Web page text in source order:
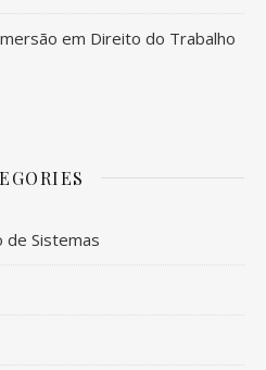
em Direito do Trabalho
de Sistemas